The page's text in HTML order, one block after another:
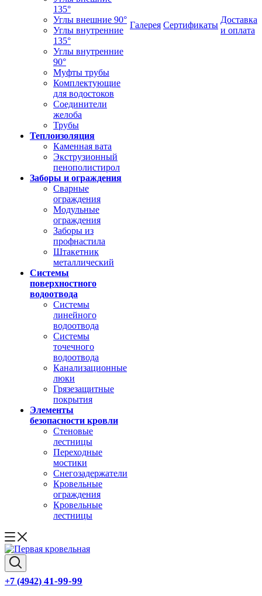
135°
Углы внешние 90°
Углы внутренние
135°
Углы внутренние
90°
Муфты трубы
Комплектующие
для водостоков
Соединители
желоба
Трубы
Теплоизоляция
Каменная вата
Экструзионный
пенополистирол
Заборы и ограждения
Сварные
ограждения
Модульные
ограждения
Заборы из
профнастила
Штакетник
металлический
Системы
поверхностного
водоотвода
Системы
линейного
водоотвода
Системы
точечного
водоотвода
Канализационные
люки
Грязезащитные
покрытия
Элементы
безопасности кровли
Стеновые
лестницы
Переходные
мостики
Снегозадержатели
Кровельные
ограждения
Кровельные
лестницы
Галерея Сертификаты
Доставка
и оплата
+7 (4942) 41-99-99